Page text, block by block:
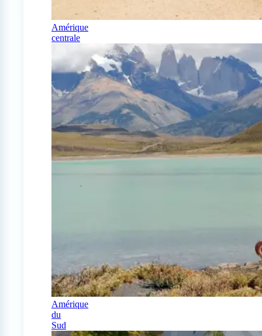
Amérique
centrale
Amérique
du
Sud